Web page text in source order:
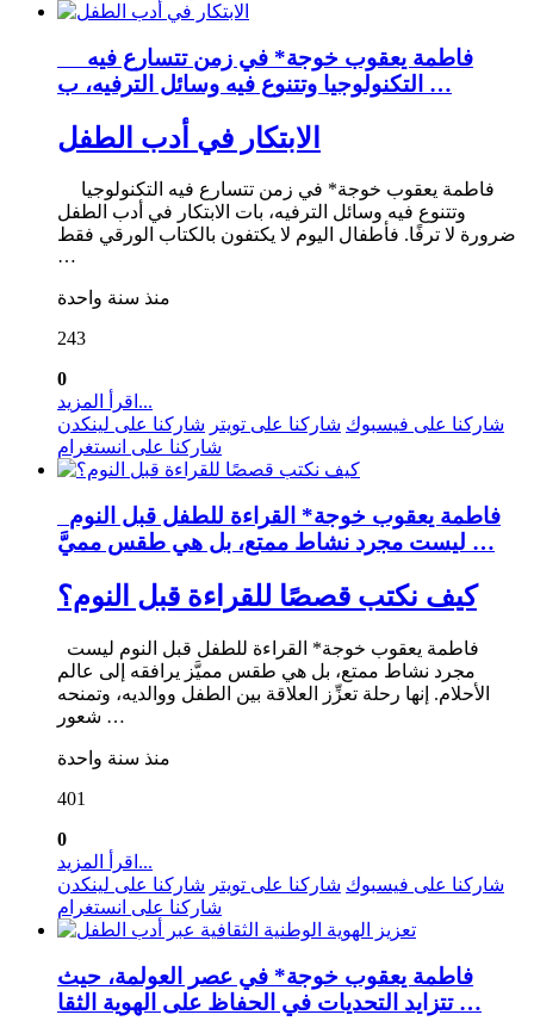
التكنولوجيا وتتنوع فيه وسائل الترفيه، ب …
الابتكار في أدب الطفل
وتتنوع فيه وسائل الترفيه، بات الابتكار في أدب الطفل
ضرورة لا ترفًا. فأطفال اليوم لا يكتفون بالكتاب الورقي فقط
…
منذ سنة واحدة
243
0
اقرأ المزيد...
شاركنا على فيسبوك شاركنا على تويتر شاركنا على لينكدن
شاركنا على انستغرام
ليست مجرد نشاط ممتع، بل هي طقس مميَّ …
كيف نكتب قصصًا للقراءة قبل النوم؟
مجرد نشاط ممتع، بل هي طقس مميَّز يرافقه إلى عالم
الأحلام. إنها رحلة تعزِّز العلاقة بين الطفل ووالديه، وتمنحه
شعور …
منذ سنة واحدة
401
0
اقرأ المزيد...
شاركنا على فيسبوك شاركنا على تويتر شاركنا على لينكدن
شاركنا على انستغرام
فاطمة يعقوب خوجة* في عصر العولمة، حيث
تتزايد التحديات في الحفاظ على الهوية الثقا …